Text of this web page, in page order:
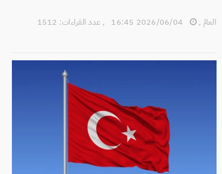
العالم ,
, عدد القراءات: 1512